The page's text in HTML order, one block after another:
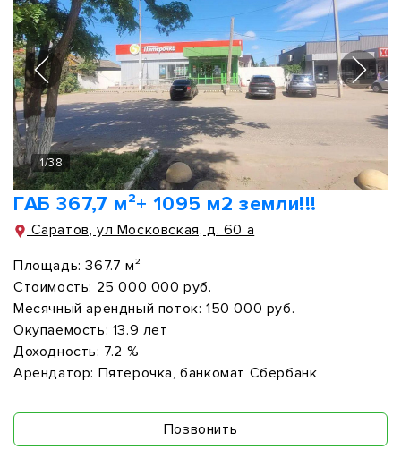
1/38
ГАБ 367,7 м²+ 1095 м2 земли!!!
Саратов, ул Московская, д. 60 а
Площадь: 367.7 м²
Стоимость: 25 000 000 руб.
Месячный арендный поток: 150 000 руб.
Окупаемость: 13.9 лет
Доходность: 7.2 %
Арендатор: Пятерочка, банкомат Сбербанк
Позвонить